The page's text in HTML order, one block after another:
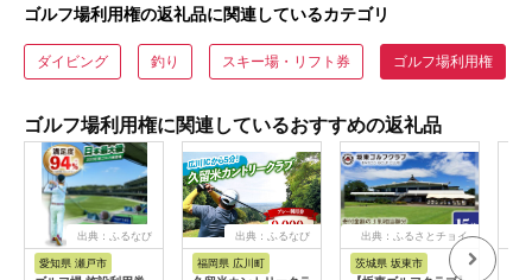
ゴルフ場利用権の返礼品に関連しているカテゴリ
ダイビング 釣り スキー場・リフト券 ゴルフ場利用権
ゴルフ場利用権に関連しているおすすめの返礼品
出典：ふるなび
愛知県 瀬戸市
出典：ふるなび
福岡県 広川町
出典：ふるさとチョイ
茨城県 坂東市